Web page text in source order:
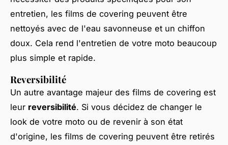
entretien, les films de covering peuvent être
nettoyés avec de l'eau savonneuse et un chiffon
doux. Cela rend l'entretien de votre moto beaucoup
plus simple et rapide.
Reversibilité
Un autre avantage majeur des films de covering est
leur reversibilité. Si vous décidez de changer le
look de votre moto ou de revenir à son état
d'origine, les films de covering peuvent être retirés